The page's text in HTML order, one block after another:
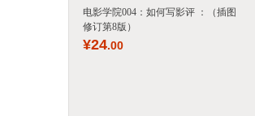
电影学院004：如何写影评 ：（插图
修订第8版）
¥24.00